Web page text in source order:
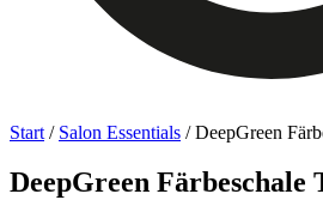
Start / Salon Essentials / DeepGreen
DeepGreen Färbeschale